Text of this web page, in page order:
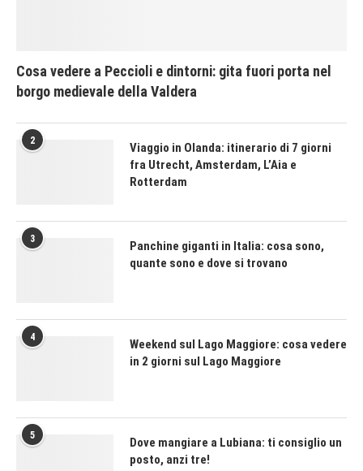
Cosa vedere a Peccioli e dintorni: gita fuori porta nel
borgo medievale della Valdera
2
Viaggio in Olanda: itinerario di 7 giorni
fra Utrecht, Amsterdam, L’Aia e
Rotterdam
3
Panchine giganti in Italia: cosa sono,
quante sono e dove si trovano
4
Weekend sul Lago Maggiore: cosa vedere
in 2 giorni sul Lago Maggiore
5
Dove mangiare a Lubiana: ti consiglio un
posto, anzi tre!